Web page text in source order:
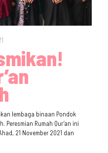
lembaga binaan Pondok
Peresmian Rumah Qur’an ini
21 November 2021 dan